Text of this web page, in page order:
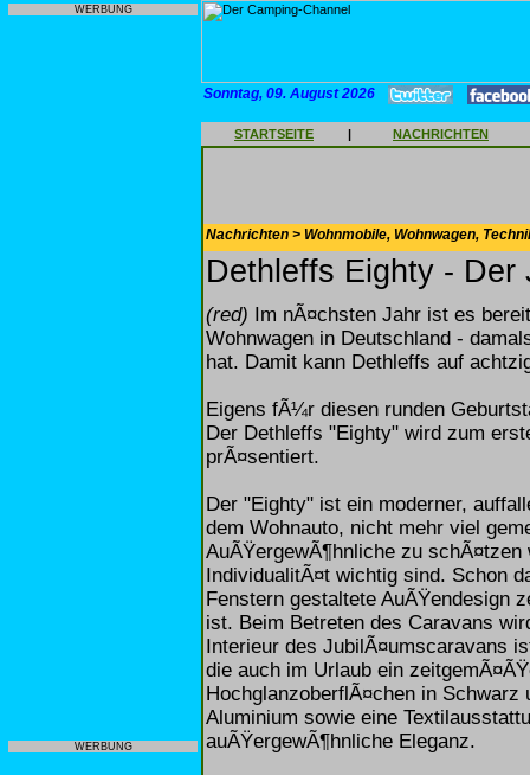
WERBUNG
WERBUNG
Sonntag, 09. August 2026
STARTSEITE | NACHRICHTEN
Nachrichten > Wohnmobile, Wohnwagen,
Dethleffs Eighty - Der
(red) Im nÃ¤chsten Jahr ist es
Wohnwagen in Deutschland -
hat. Damit kann Dethleffs auf
Eigens fÃ¼r diesen runden
Der Dethleffs "Eighty" wird zum
prÃ¤sentiert.
Der "Eighty" ist ein moderner,
dem Wohnauto, nicht mehr viel
AuÃŸergewÃ¶hnliche zu
IndividualitÃ¤t wichtig sind. Schon
Fenstern gestaltete AuÃŸendesign
ist. Beim Betreten des Caravans
Interieur des JubilÃ¤umscaravans
die auch im Urlaub ein
HochglanzoberflÃ¤chen in Schwarz
Aluminium sowie eine
auÃŸergewÃ¶hnliche Eleganz.